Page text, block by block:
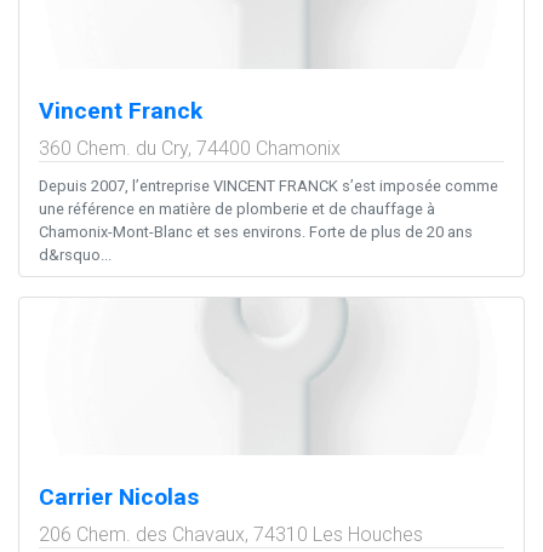
Vincent Franck
360 Chem. du Cry, 74400 Chamonix
Depuis 2007, l’entreprise VINCENT FRANCK s’est imposée comme
une référence en matière de plomberie et de chauffage à
Chamonix-Mont-Blanc et ses environs. Forte de plus de 20 ans
d&rsquo...
Carrier Nicolas
206 Chem. des Chavaux, 74310 Les Houches